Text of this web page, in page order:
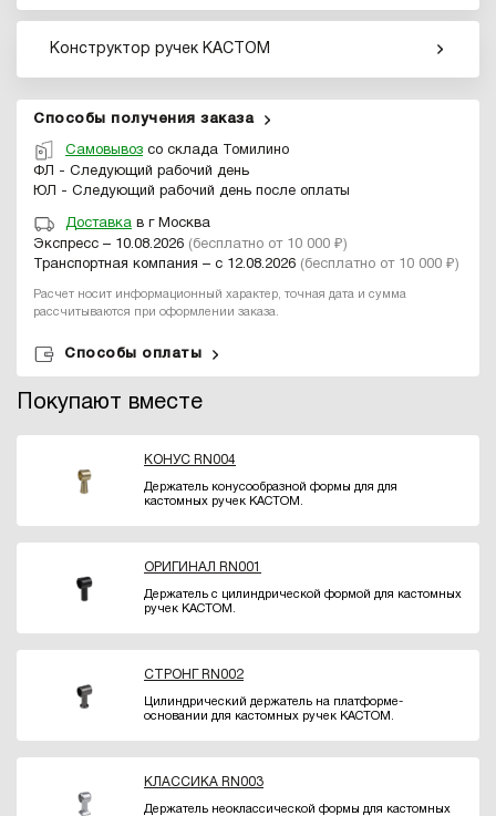
Конструктор ручек КАСТОМ
Способы получения заказа
Самовывоз со склада Томилино
ФЛ - Следующий рабочий день
ЮЛ - Следующий рабочий день после оплаты
Доставка в г Москва
Экспресс – 10.08.2026 (бесплатно от 10 000 ₽)
Транспортная компания – с 12.08.2026 (бесплатно от 10 000 ₽)
Расчет носит информационный характер, точная дата и сумма
рассчитываются при оформлении заказа.
Способы оплаты
Покупают вместе
КОНУС RN004
Держатель конусообразной формы для для
кастомных ручек КАСТОМ.
ОРИГИНАЛ RN001
Держатель с цилиндрической формой для кастомных
ручек КАСТОМ.
СТРОНГ RN002
Цилиндрический держатель на платформе-
основании для кастомных ручек КАСТОМ.
КЛАССИКА RN003
Держатель неоклассической формы для кастомных